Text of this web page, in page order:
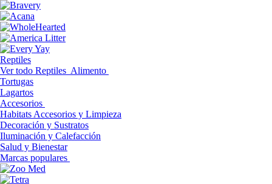
Reptiles
Ver todo Reptiles Alimento
Tortugas
Lagartos
Accesorios
Habitats Accesorios y Limpieza
Decoración y Sustratos
Iluminación y Calefacción
Salud y Bienestar
Marcas populares